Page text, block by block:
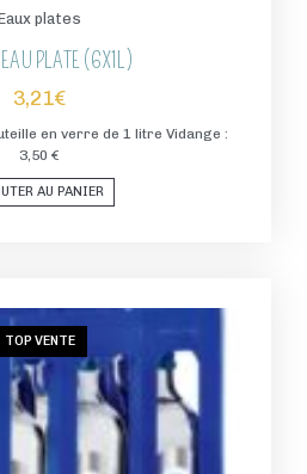
plates
PLATE (6X1L)
3,21€
en verre de 1 litre Vidange :
3,50 €
AU PANIER
TOP VENTE